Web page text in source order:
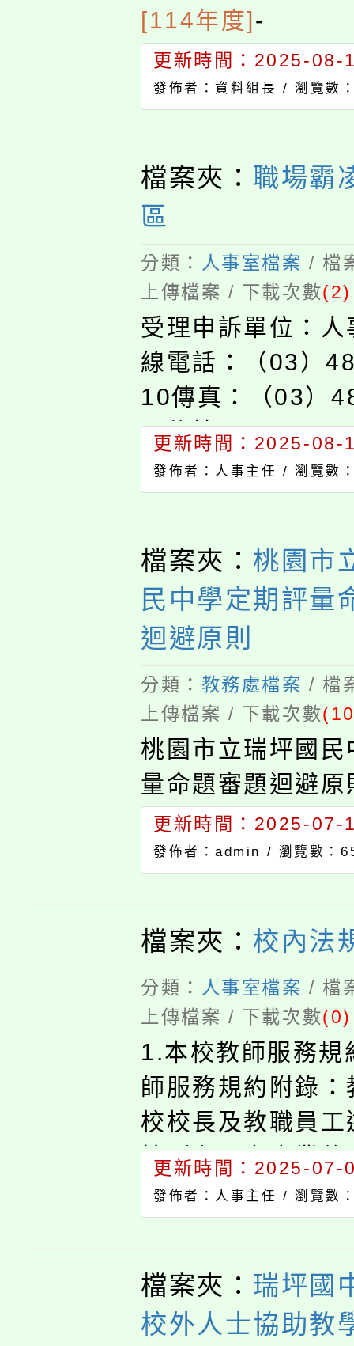
[114年度]-
更新時間：2025-08-
發佈者：資料組長 /瀏覽數
檔案夾： 職場霸
區
分類： 人事室檔案 / 檔
上傳檔案 / 下載次數(2)
受理申訴單位：
線電話：（03）
10傳真：（03）
子信箱：
pjhs.tyc.edu.tw
市楊梅區文化街
員工職場霸凌防治
更新時間：2025-08-
發佈者：人事主任 /瀏覽數
檔案夾： 桃園市
民中學定期評量
迴避原則
分類： 教務處檔案 / 檔
上傳檔案 / 下載次數
桃園市立瑞坪國
量命題審題迴避原
更新時間：2025-07-
發佈者：admin / 瀏覽數：
檔案夾： 校內法
分類： 人事室檔案 / 檔
上傳檔案 / 下載次數(0)
1.本校教師服務規
師服務規約附錄
校校長及教職員
性別有關之專業倫
引」。
更新時間：2025-07-
發佈者：人事主任 /瀏覽數
檔案夾： 瑞坪國
校外人士協助教